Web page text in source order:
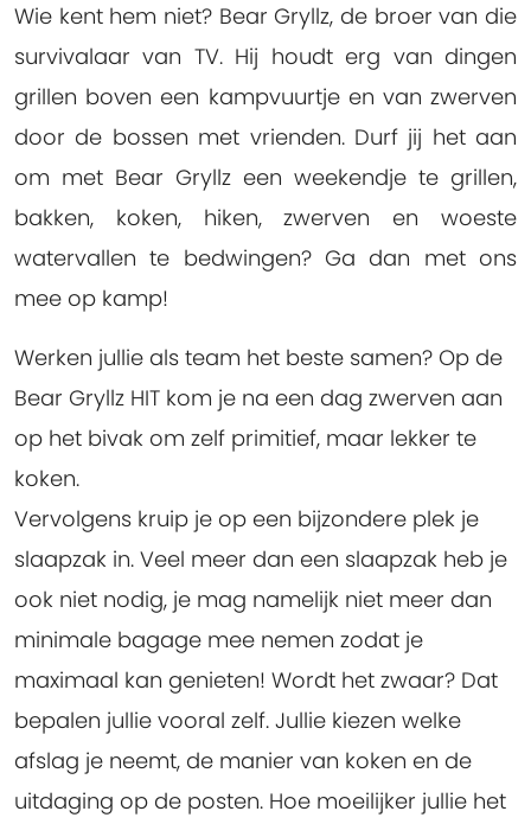
Wie kent hem niet? Bear Gryllz, de broer van die
survivalaar van TV. Hij houdt erg van dingen
grillen boven een kampvuurtje en van zwerven
door de bossen met vrienden. Durf jij het aan
om met Bear Gryllz een weekendje te grillen,
bakken, koken, hiken, zwerven en woeste
watervallen te bedwingen? Ga dan met ons
mee op kamp!
Werken jullie als team het beste samen? Op de
Bear Gryllz HIT kom je na een dag zwerven aan
op het bivak om zelf primitief, maar lekker te
koken.
Vervolgens kruip je op een bijzondere plek je
slaapzak in. Veel meer dan een slaapzak heb je
ook niet nodig, je mag namelijk niet meer dan
minimale bagage mee nemen zodat je
maximaal kan genieten! Wordt het zwaar? Dat
bepalen jullie vooral zelf. Jullie kiezen welke
afslag je neemt, de manier van koken en de
uitdaging op de posten. Hoe moeilijker jullie het